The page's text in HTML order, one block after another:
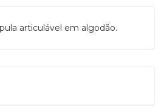
articulável em algodão.